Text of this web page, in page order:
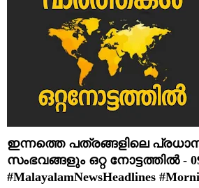
ഇന്നത്തെ പത്രങ്ങളിലെ
സംഭവങ്ങളും ഒറ്റ നോട്ടത്തിൽ -
#MalayalamNewsHeadlines